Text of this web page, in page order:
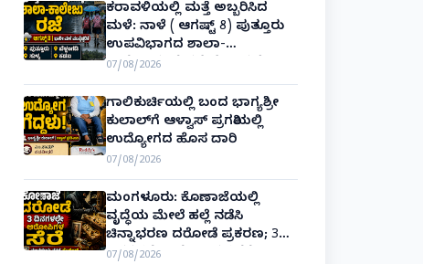
ಕರಾವಳಿಯಲ್ಲಿ ಮತ್ತೆ ಅಬ್ಬರಿಸಿದ
ಮಳೆ: ನಾಳೆ ( ಆಗಷ್ಟ್ 8) ಪುತ್ತೂರು
ಉಪವಿಭಾಗದ ಶಾಲಾ-
ಕಾಲೇಜುಗಳಿಗೆ ರಜೆ ಘೋಷಣೆ!
07/08/2026
ಗಾಲಿಕುರ್ಚಿಯಲ್ಲಿ ಬಂದ ಭಾಗ್ಯಶ್ರೀ
ಕುಲಾಲ್‌ಗೆ ಆಳ್ವಾಸ್ ಪ್ರಗತಿಯಲ್ಲಿ
ಉದ್ಯೋಗದ ಹೊಸ ದಾರಿ
07/08/2026
ಮಂಗಳೂರು: ಕೊಣಾಜೆಯಲ್ಲಿ
ವೃದ್ಧೆಯ ಮೇಲೆ ಹಲ್ಲೆ ನಡೆಸಿ
ಚಿನ್ನಾಭರಣ ದರೋಡೆ ಪ್ರಕರಣ; 3
ದಿನಗಳಲ್ಲೇ ಆರೋಪಿಗಳ ಸೆರೆ!
07/08/2026